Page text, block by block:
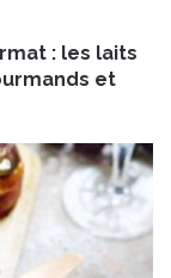
: les laits
et